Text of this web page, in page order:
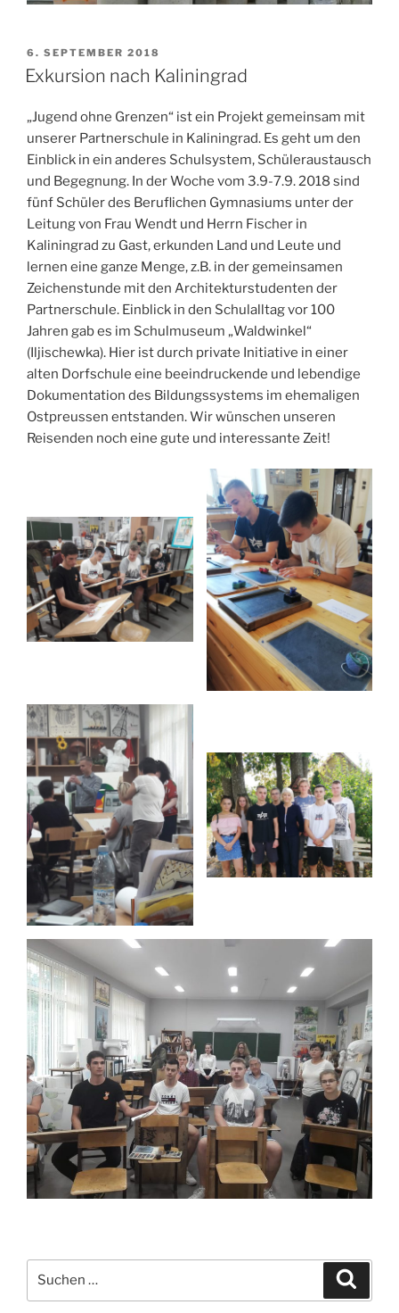
VERÖFFENTLICHT
AM
6. SEPTEMBER 2018
Exkursion nach Kaliningrad
„Jugend ohne Grenzen“ ist ein Projekt gemeinsam mit
unserer Partnerschule in Kaliningrad. Es geht um den
Einblick in ein anderes Schulsystem, Schüleraustausch
und Begegnung. In der Woche vom 3.9-7.9. 2018 sind
fünf Schüler des Beruflichen Gymnasiums unter der
Leitung von Frau Wendt und Herrn Fischer in
Kaliningrad zu Gast, erkunden Land und Leute und
lernen eine ganze Menge, z.B. in der gemeinsamen
Zeichenstunde mit den Architekturstudenten der
Partnerschule. Einblick in den Schulalltag vor 100
Jahren gab es im Schulmuseum „Waldwinkel“
(Iljischewka). Hier ist durch private Initiative in einer
alten Dorfschule eine beeindruckende und lebendige
Dokumentation des Bildungssystems im ehemaligen
Ostpreussen entstanden. Wir wünschen unseren
Reisenden noch eine gute und interessante Zeit!
nach: